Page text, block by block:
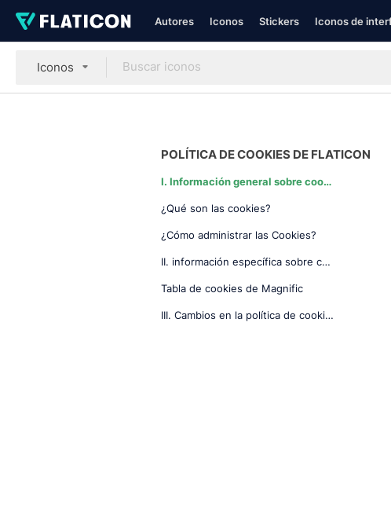
Autores Iconos Stickers Iconos de
Iconos
POLÍTICA DE COOKIES DE FLATICON
I. Información general sobre cookies
¿Qué son las cookies?
¿Cómo administrar las Cookies?
II. información específica sobre cookies utilizadas en nuestras webs
Tabla de cookies de Magnific
III. Cambios en la política de cookies